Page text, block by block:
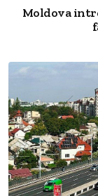
Moldova